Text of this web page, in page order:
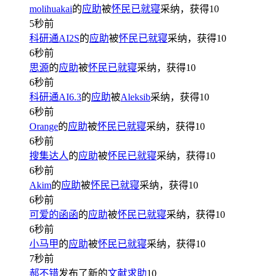
molihuakai的应助被怀民已就寝采纳，获得10
5秒前
科研通AI2S的应助被怀民已就寝采纳，获得10
6秒前
思源的应助被怀民已就寝采纳，获得10
6秒前
科研通AI6.3的应助被Aleksib采纳，获得10
6秒前
Orange的应助被怀民已就寝采纳，获得10
6秒前
搜集达人的应助被怀民已就寝采纳，获得10
6秒前
Akim的应助被怀民已就寝采纳，获得10
6秒前
可爱的函函的应助被怀民已就寝采纳，获得10
6秒前
小马甲 的应助被怀民已就寝采纳，获得10
7秒前
郝不错发布了新的文献求助10